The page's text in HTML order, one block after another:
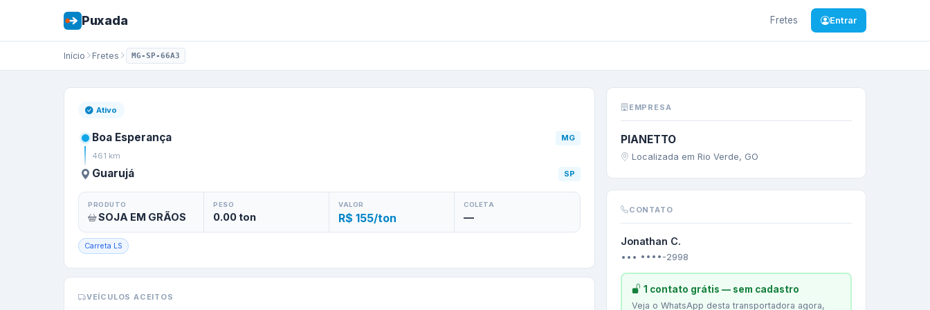
Puxada Fretes Entrar
Início Fretes MG-SP-66A3
Frete de Guarujá/SP—SOJA EM
Ativo
Boa Esperança
MG
461 km
Guarujá SP
PRODUTO
SOJA EM GRÃOS
PESO
0.00ton
VALOR
R$ 155/ton
COLETA
—
Carreta LS
VEÍCULOS ACEITOS
EMPRESA
PIANETTO
Localizada em Rio Verde, GO
CONTATO
Jonathan C.
••• ••••-2998
1 contato grátis — sem cadastro
Veja o WhatsApp desta transportadora agora,